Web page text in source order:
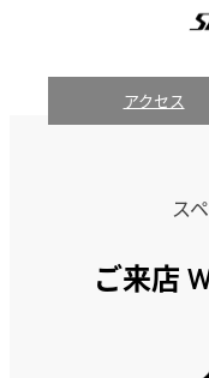
アクセス
ス
ご来店